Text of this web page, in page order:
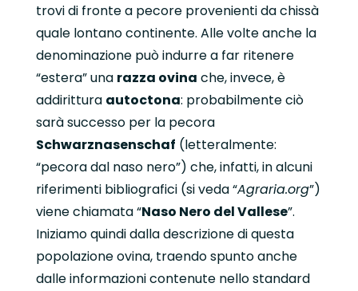
trovi di fronte a pecore provenienti da chissà
quale lontano continente. Alle volte anche la
denominazione può indurre a far ritenere
“estera” una razza ovina che, invece, è
addirittura autoctona: probabilmente ciò
sarà successo per la pecora
Schwarznasenschaf (letteralmente:
“pecora dal naso nero”) che, infatti, in alcuni
riferimenti bibliografici (si veda “Agraria.org”)
viene chiamata “Naso Nero del Vallese”.
Iniziamo quindi dalla descrizione di questa
popolazione ovina, traendo spunto anche
dalle informazioni contenute nello standard